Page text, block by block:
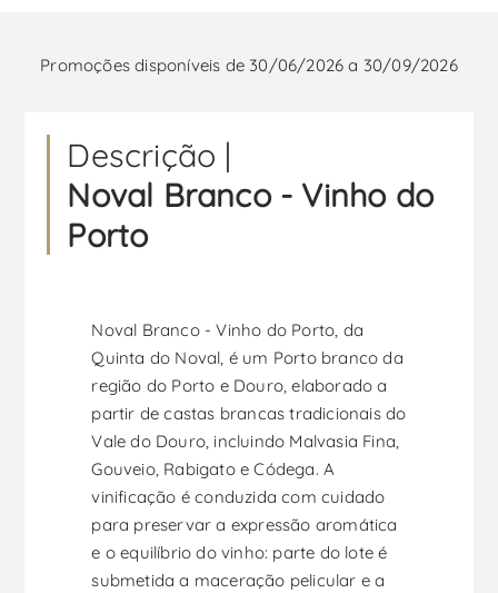
Promoções disponíveis de 30/06/2026 a 30/09/2026
Descrição |
Noval Branco - Vinho do
Porto
Noval Branco - Vinho do Porto, da
Quinta do Noval, é um Porto branco da
região do Porto e Douro, elaborado a
partir de castas brancas tradicionais do
Vale do Douro, incluindo Malvasia Fina,
Gouveio, Rabigato e Códega. A
vinificação é conduzida com cuidado
para preservar a expressão aromática
e o equilíbrio do vinho: parte do lote é
submetida a maceração pelicular e a